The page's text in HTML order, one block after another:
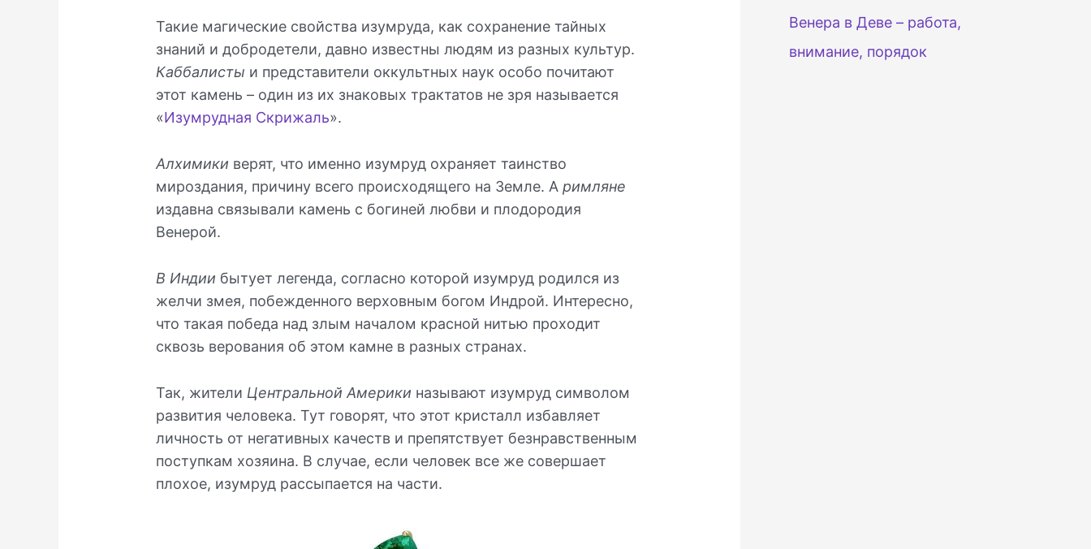
Такие магические свойства изумруда, как сохранение тайных
знаний и добродетели, давно известны людям из разных культур.
Каббалисты и представители оккультных наук особо почитают
этот камень – один из их знаковых трактатов не зря называется
«Изумрудная Скрижаль».
Алхимики верят, что именно изумруд охраняет таинство
мироздания, причину всего происходящего на Земле. Аримляне
издавна связывали камень с богиней любви и плодородия
Венерой.
В Индии бытует легенда, согласно которой изумруд родился из
желчи змея, побежденного верховным богом Индрой. Интересно,
что такая победа над злым началом красной нитью проходит
сквозь верования об этом камне в разных странах.
Так, жители Центральной Америки называют изумруд символом
развития человека. Тут говорят, что этот кристалл избавляет
личность от негативных качеств и препятствует безнравственным
поступкам хозяина. В случае, если человек все же совершает
плохое, изумруд рассыпается на части.
Венера в Деве – работа,
внимание, порядок